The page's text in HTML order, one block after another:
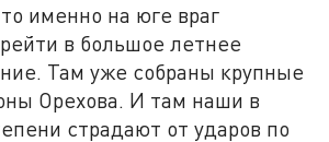
именно на юге враг
в большое летнее
Там уже собраны крупные
Орехова. И там наши в
страдают от ударов по